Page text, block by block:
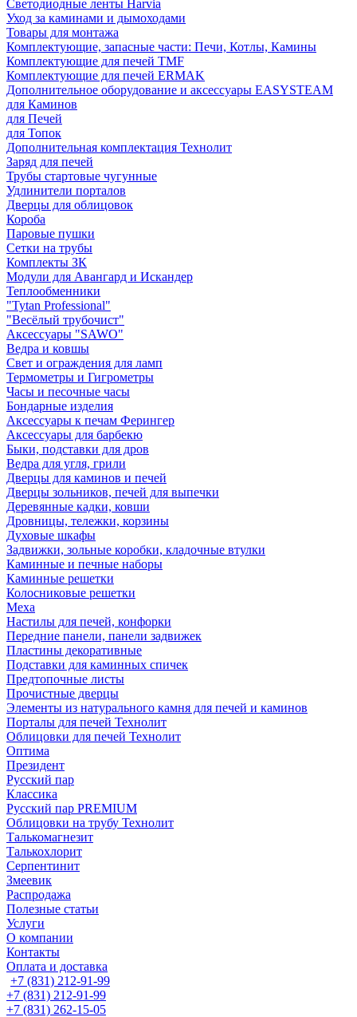
Светодиодные ленты Harvia
Уход за каминами и дымоходами
Товары для монтажа
Комплектующие, запасные части: Печи, Котлы, Камины
Комплектующие для печей TMF
Комплектующие для печей ERMAK
Дополнительное оборудование и аксессуары EASYSTEAM
для Каминов
для Печей
для Топок
Дополнительная комплектация Технолит
Заряд для печей
Трубы стартовые чугунные
Удлинители порталов
Дверцы для облицовок
Короба
Паровые пушки
Сетки на трубы
Комплекты ЗК
Модули для Авангард и Искандер
Теплообменники
"Tytan Professional"
"Весёлый трубочист"
Аксессуары "SAWO"
Ведра и ковшы
Свет и ограждения для ламп
Термометры и Гигрометры
Часы и песочные часы
Бондарные изделия
Аксессуары к печам Ферингер
Аксессуары для барбекю
Быки, подставки для дров
Ведра для угля, грили
Дверцы для каминов и печей
Дверцы зольников, печей для выпечки
Деревянные кадки, ковши
Дровницы, тележки, корзины
Духовые шкафы
Задвижки, зольные коробки, кладочные втулки
Каминные и печные наборы
Каминные решетки
Колосниковые решетки
Меха
Настилы для печей, конфорки
Передние панели, панели задвижек
Пластины декоративные
Подставки для каминных спичек
Предтопочные листы
Прочистные дверцы
Элементы из натурального камня для печей и каминов
Порталы для печей Технолит
Облицовки для печей Технолит
Оптима
Президент
Русский пар
Классика
Русский пар PREMIUM
Облицовки на трубу Технолит
Талькомагнезит
Талькохлорит
Серпентинит
Змеевик
Распродажа
Полезные статьи
Услуги
О компании
Контакты
Оплата и доставка
+7 (831) 212-91-99
+7 (831) 212-91-99
+7 (831) 262-15-05